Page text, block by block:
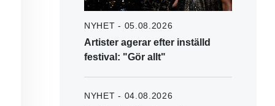
NYHET - 05.08.2026
Artister agerar efter inställd
festival: "Gör allt"
NYHET - 04.08.2026